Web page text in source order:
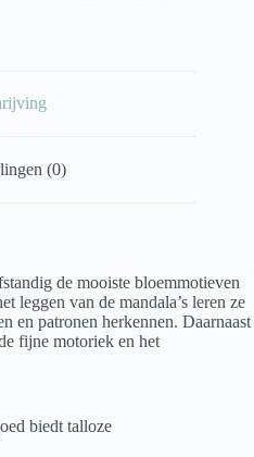
(0)
de mooiste bloemmotieven
leggen van de mandala’s leren ze
en patronen herkennen. Daarnaast
fijne motoriek en het
biedt talloze